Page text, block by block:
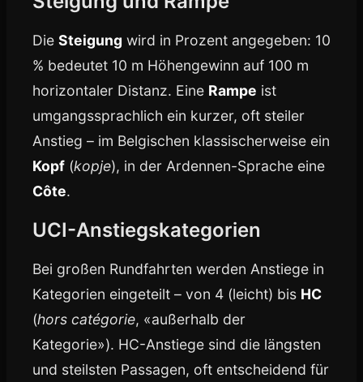
Die Steigung wird in Prozent angegeben: 10
% bedeutet 10 m Höhengewinn auf 100 m
horizontaler Distanz. Eine Rampe ist
umgangssprachlich ein kurzer, oft steiler
Anstieg – im Belgischen klassischerweise ein
Kopf (kopje), in der Ardennen-Sprache eine
Côte.
UCI-Anstiegskategorien
Bei großen Rundfahrten werden Anstiege in
Kategorien eingeteilt – von 4 (leicht) bis HC
(hors catégorie, «außerhalb der
Kategorie»). HC-Anstiege sind die längsten
und steilsten Passagen, oft entscheidend für